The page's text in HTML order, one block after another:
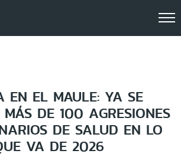
EN EL MAULE: YA SE
MÁS DE 100 AGRESIONES
DE SALUD EN LO
VA DE 2026